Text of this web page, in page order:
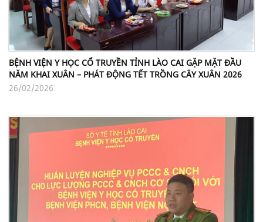
BỆNH VIỆN Y HỌC CỔ TRUYỀN TỈNH LÀO CAI GẶP MẶT ĐẦU
NĂM KHAI XUÂN – PHÁT ĐỘNG TẾT TRỒNG CÂY XUÂN 2026
26/02/2026